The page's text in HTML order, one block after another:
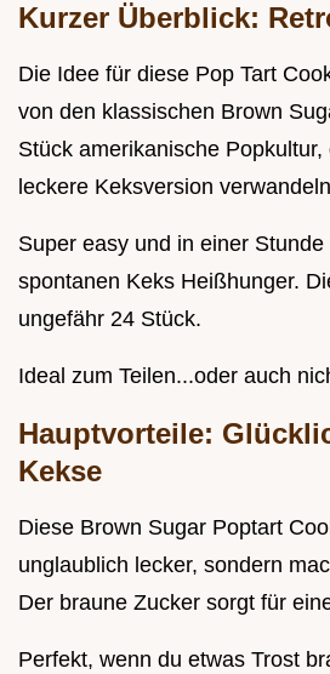
Kurzer Überblick:
Die Idee für diese Pop Tart
von den klassischen Brown
Stück amerikanische
leckere Keksversion
Super easy und in einer
spontanen Keks Heißhunger.
ungefähr 24 Stück.
Ideal zum Teilen...oder auch
Hauptvorteile:
Kekse
Diese Brown Sugar Poptart
unglaublich lecker, sondern
Der braune Zucker sorgt für
Perfekt, wenn du etwas Trost